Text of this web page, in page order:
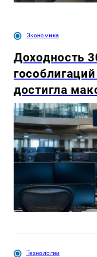
Экономика
Доходность
достигла
Технологии